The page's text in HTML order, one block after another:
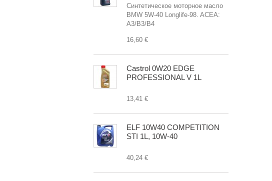
Синтетическое моторное масло
BMW 5W-40 Longlife-98. ACEA:
A3/B3/B4
16,60 €
Castrol 0W20 EDGE
PROFESSIONAL V 1L
13,41 €
ELF 10W40 COMPETITION
STI 1L, 10W-40
40,24 €